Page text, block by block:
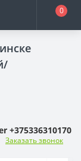
0
+375336310170
Заказать звонок